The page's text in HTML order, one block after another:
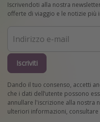
Iscrivendoti alla nostra
offerte di viaggio e le notizie più
Iscriviti
Dando il tuo consenso, accetti
che i dati dell’utente possono
annullare l'iscrizione alla nostra
ulteriori informazioni, consultare